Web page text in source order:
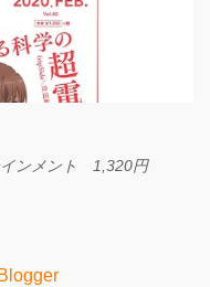
インメント 1,320円